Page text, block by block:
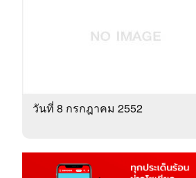
วันที่ 8 กรกฎาคม 2552